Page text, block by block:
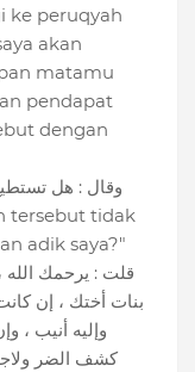
ke peruqyah
akan
matamu
pendapat
dengan
وقال : هل
tersebut tidak
adik saya?"
قلت : يرحمك
بنات أختك ، إن
وإليه أنيب ،
كشف الضر